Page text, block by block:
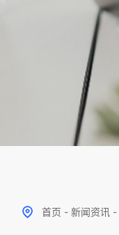
首页 - 新闻资讯 -